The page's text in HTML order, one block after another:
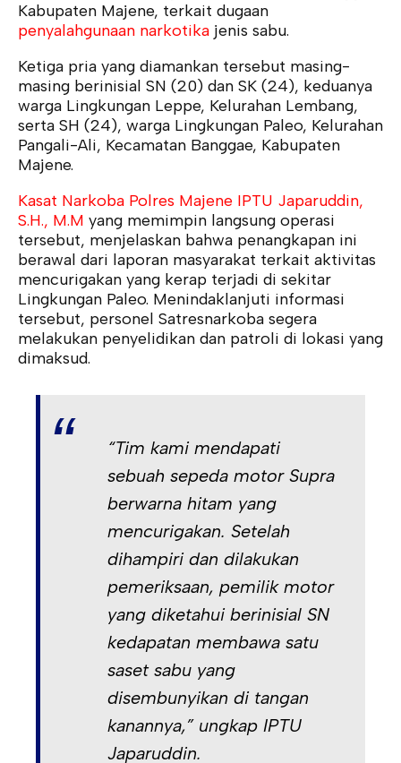
Kabupaten Majene, terkait dugaan
penyalahgunaan narkotika jenis sabu.
Ketiga pria yang diamankan tersebut masing-
masing berinisial SN (20) dan SK (24), keduanya
warga Lingkungan Leppe, Kelurahan Lembang,
serta SH (24), warga Lingkungan Paleo, Kelurahan
Pangali-Ali, Kecamatan Banggae, Kabupaten
Majene.
Kasat Narkoba Polres Majene IPTU Japaruddin,
S.H., M.M yang memimpin langsung operasi
tersebut, menjelaskan bahwa penangkapan ini
berawal dari laporan masyarakat terkait aktivitas
mencurigakan yang kerap terjadi di sekitar
Lingkungan Paleo. Menindaklanjuti informasi
tersebut, personel Satresnarkoba segera
melakukan penyelidikan dan patroli di lokasi yang
dimaksud.
“Tim kami mendapati
sebuah sepeda motor Supra
berwarna hitam yang
mencurigakan. Setelah
dihampiri dan dilakukan
pemeriksaan, pemilik motor
yang diketahui berinisial SN
kedapatan membawa satu
saset sabu yang
disembunyikan di tangan
kanannya,” ungkap IPTU
Japaruddin.